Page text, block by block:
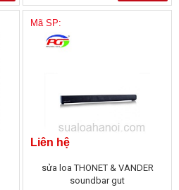
Mã SP:
Liên hệ
sửa loa THONET & VANDER
soundbar gut